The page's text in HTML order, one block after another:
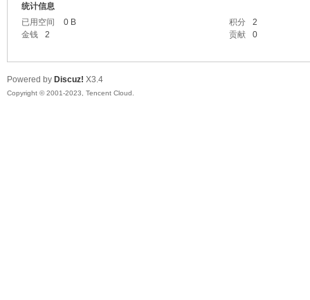
统计信息
已用空间
0 B 积分
2
金钱
2 贡献 0
Powered by Discuz! X3.4
Copyright © 2001-2023, Tencent Cloud.